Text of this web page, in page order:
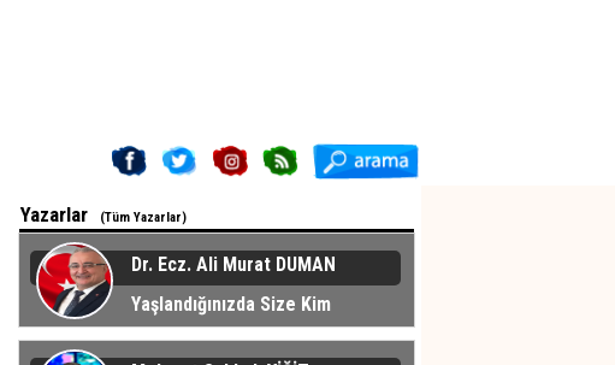
Yazarlar (Tüm Yazarlar)
Dr. Ecz. Ali Murat DUMAN
Yaşlandığınızda Size Kim
Bakacak?